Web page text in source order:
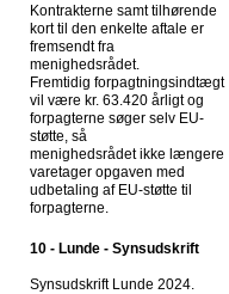
Kontrakterne samt tilhørende
kort til den enkelte aftale er
fremsendt fra
menighedsrådet.
Fremtidig forpagtningsindtægt
vil være kr. 63.420 årligt og
forpagterne søger selv EU-
støtte, så
menighedsrådet ikke længere
varetager opgaven med
udbetaling af EU-støtte til
forpagterne.
10 - Lunde - Synsudskrift
Synsudskrift Lunde 2024.